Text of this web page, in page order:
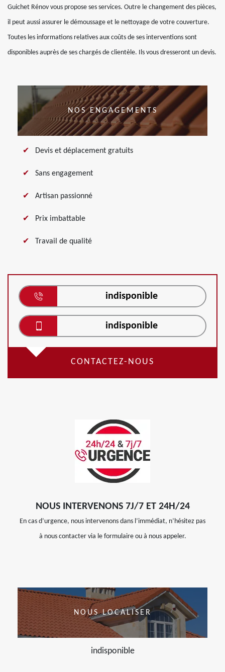
Guichet Rénov vous propose ses services. Outre le changement des pièces,
il peut aussi assurer le démoussage et le nettoyage de votre couverture.
Toutes les informations relatives aux coûts de ses interventions sont
disponibles auprès de ses chargés de clientèle. Ils vous dresseront un devis.
NOS ENGAGEMENTS
Devis et déplacement gratuits
Sans engagement
Artisan passionné
Prix imbattable
Travail de qualité
indisponible
indisponible
CONTACTEZ-NOUS
NOUS INTERVENONS 7J/7 ET 24H/24
En cas d’urgence, nous intervenons dans l’immédiat, n’hésitez pas
à nous contacter via le formulaire ou à nous appeler.
NOUS LOCALISER
indisponible